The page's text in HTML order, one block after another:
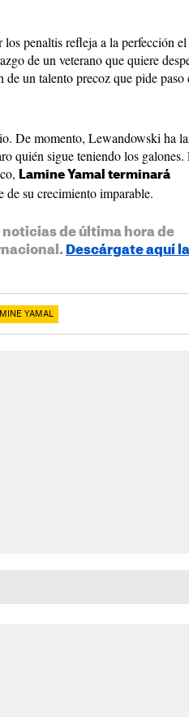
penaltis refleja a la perfección el
de un veterano que quiere
un talento precoz que pide paso
De momento, Lewandowski ha
quién sigue teniendo los galones.
Lamine Yamal terminará
de su crecimiento imparable.
noticias de última hora de
Descárgate aquí
YAMAL